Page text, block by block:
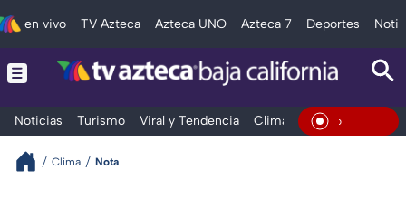
en vivo TV Azteca Azteca UNO Azteca 7 Deportes
Noticias Turismo Viral y Tendencia Clima Deportes En Vivo
Clima Nota